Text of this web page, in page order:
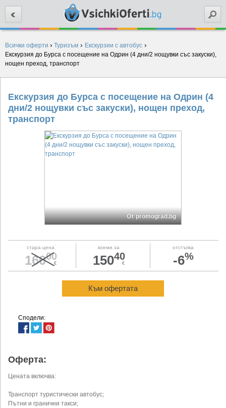
Всички оферти › Туризъм › Екскурзии с автобус ›
Екскурзия до Бурса с посещение на Одрин (4 дни/2 нощувки със закуски),
нощен преход, транспорт
Екскурзия до Бурса с посещение на Одрин (4
дни/2 нощувки със закуски), нощен преход,
транспорт
От promograd.bg
стара цена
16000
€
вземи за
15040
€
отстъпка
-6%
Към офертата
Сподели:
Оферта:
Цената включва:
Транспорт туристически автобус;
Пътни и гранични такси;